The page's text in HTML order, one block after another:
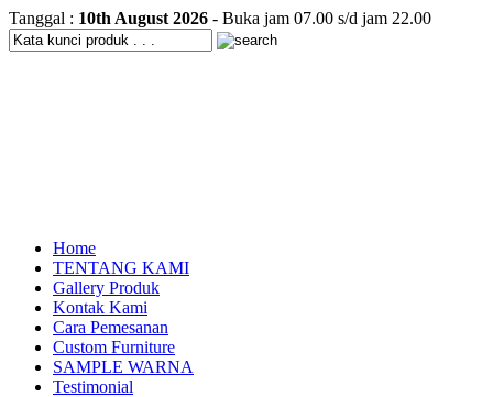
Tanggal : 10th August 2026 - Buka jam 07.00 s/d jam 22.00
Home
TENTANG KAMI
Gallery Produk
Kontak Kami
Cara Pemesanan
Custom Furniture
SAMPLE WARNA
Testimonial